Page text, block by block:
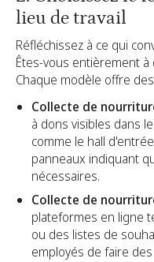
lieu de travail
Réfléchissez à ce qui
Êtes-vous entièrement
Chaque modèle offre
Collecte de
à dons visibles dans
comme le hall
panneaux indiquant
nécessaires.
Collecte de
plateformes en ligne
ou des listes de
employés de faire